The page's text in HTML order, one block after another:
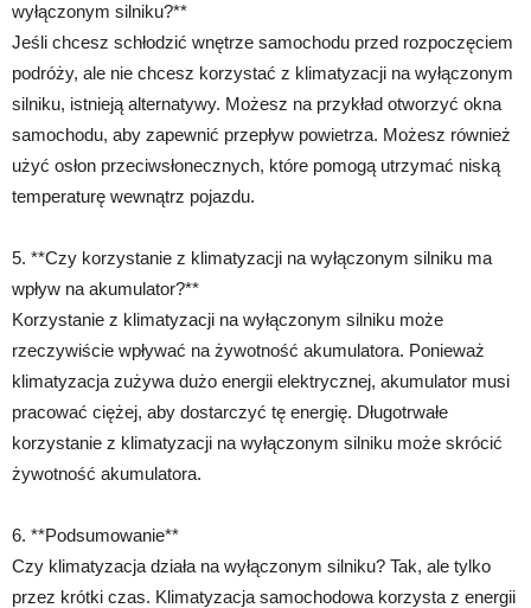
wyłączonym silniku?**
Jeśli chcesz schłodzić wnętrze samochodu przed rozpoczęciem
podróży, ale nie chcesz korzystać z klimatyzacji na wyłączonym
silniku, istnieją alternatywy. Możesz na przykład otworzyć okna
samochodu, aby zapewnić przepływ powietrza. Możesz również
użyć osłon przeciwsłonecznych, które pomogą utrzymać niską
temperaturę wewnątrz pojazdu.
5. **Czy korzystanie z klimatyzacji na wyłączonym silniku ma
wpływ na akumulator?**
Korzystanie z klimatyzacji na wyłączonym silniku może
rzeczywiście wpływać na żywotność akumulatora. Ponieważ
klimatyzacja zużywa dużo energii elektrycznej, akumulator musi
pracować ciężej, aby dostarczyć tę energię. Długotrwałe
korzystanie z klimatyzacji na wyłączonym silniku może skrócić
żywotność akumulatora.
6. **Podsumowanie**
Czy klimatyzacja działa na wyłączonym silniku? Tak, ale tylko
przez krótki czas. Klimatyzacja samochodowa korzysta z energii